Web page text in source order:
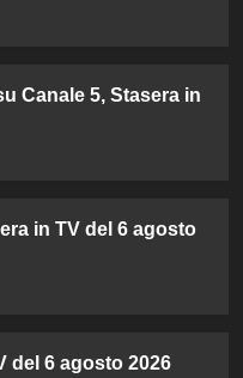
Canale 5, Stasera in
in TV del 6 agosto
del 6 agosto 2026